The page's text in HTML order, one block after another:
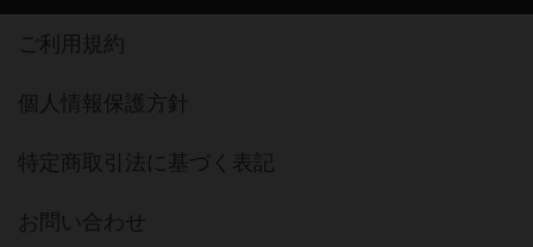
ご利用規約
個人情報保護方針
特定商取引法に基づく表記
お問い合わせ